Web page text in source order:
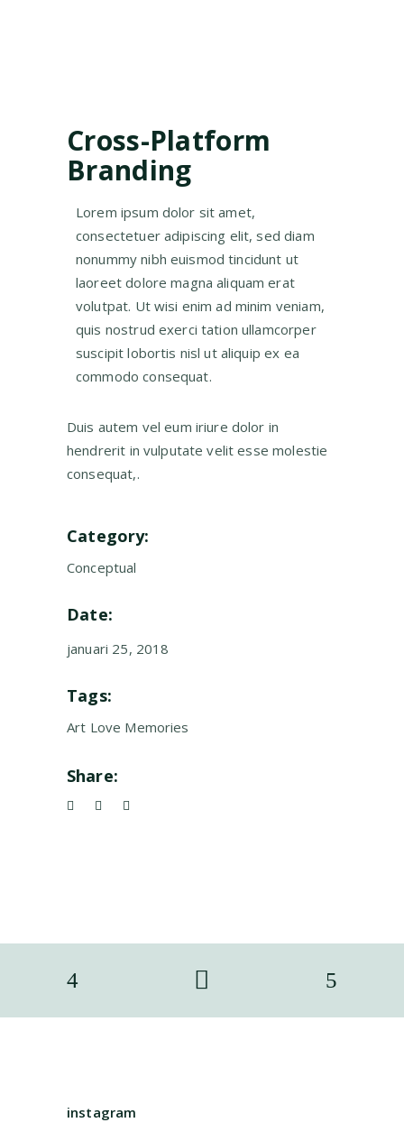
Cross-Platform
Branding
Lorem ipsum dolor sit amet,
consectetuer adipiscing elit, sed diam
nonummy nibh euismod tincidunt ut
laoreet dolore magna aliquam erat
volutpat. Ut wisi enim ad minim veniam,
quis nostrud exerci tation ullamcorper
suscipit lobortis nisl ut aliquip ex ea
commodo consequat.
Duis autem vel eum iriure dolor in
hendrerit in vulputate velit esse molestie
consequat,.
Category:
Conceptual
Date:
januari 25, 2018
Tags:
Art Love Memories
Share:
instagram